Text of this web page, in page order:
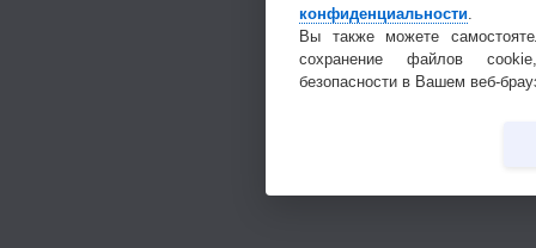
конфиденциальности.
Вы также можете
сохранение файлов
безопасности в Вашем веб-